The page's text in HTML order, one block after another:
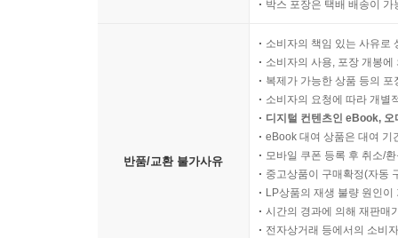
박스 포장은 택배 배송이
반품/교환 불가사유
소비자의 책임 있는 사유로
소비자의 사용, 포장 개봉
복제가 가능한 상품 등의
소비자의 요청에 따라 개별
디지털 컨텐츠인 eBook,
eBook 대여 상품은 대여 기
모바일 쿠폰 등록 후 취소/
중고상품이 구매확정(자동
LP상품의 재생 불량 원인
시간의 경과에 의해 재판매
전자상거래 등에서의 소비